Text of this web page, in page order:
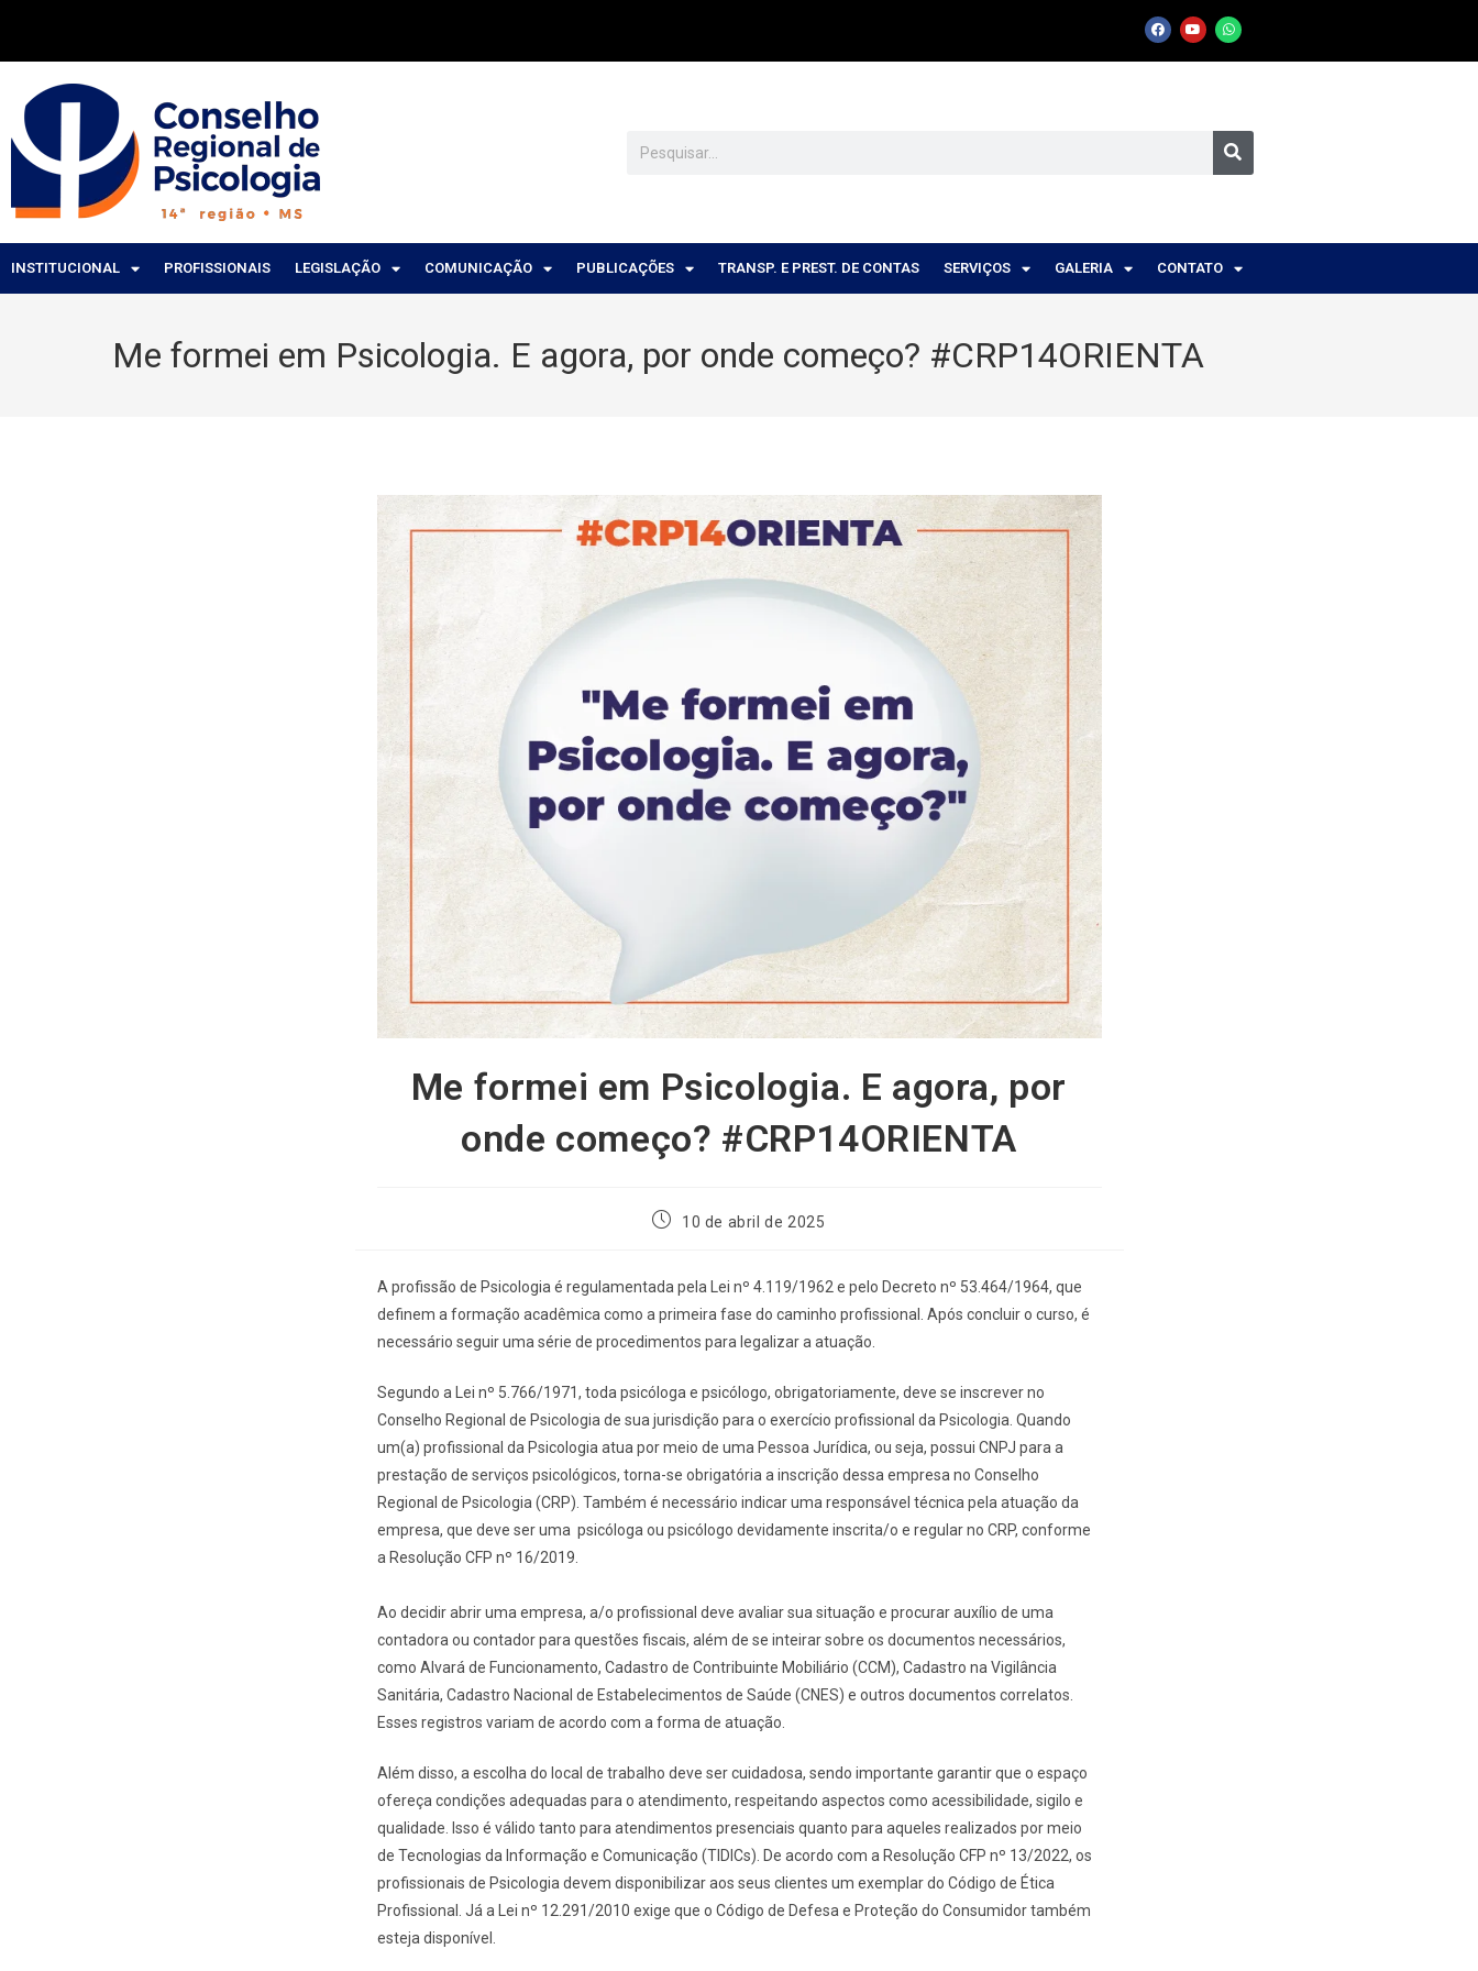
INSTITUCIONAL PROFISSIONAIS LEGISLAÇÃO COMUNICAÇÃO PUBLICAÇÕES TRANSP. E PREST. DE CONTAS SERVIÇOS GALERIA CONTATO
Me formei em Psicologia. E agora, por onde começo? #CRP14ORIENTA
Me formei em Psicologia. E agora, por
onde começo? #CRP14ORIENTA
10 de abril de 2025
A profissão de Psicologia é regulamentada pela Lei nº 4.119/1962 e pelo Decreto nº 53.464/1964, que
definem a formação acadêmica como a primeira fase do caminho profissional. Após concluir o curso, é
necessário seguir uma série de procedimentos para legalizar a atuação.
Segundo a Lei nº 5.766/1971, toda psicóloga e psicólogo, obrigatoriamente, deve se inscrever no
Conselho Regional de Psicologia de sua jurisdição para o exercício profissional da Psicologia. Quando
um(a) profissional da Psicologia atua por meio de uma Pessoa Jurídica, ou seja, possui CNPJ para a
prestação de serviços psicológicos, torna-se obrigatória a inscrição dessa empresa no Conselho
Regional de Psicologia (CRP). Também é necessário indicar uma responsável técnica pela atuação da
empresa, que deve ser uma psicóloga ou psicólogo devidamente inscrita/o e regular no CRP, conforme
a Resolução CFP nº 16/2019.
Ao decidir abrir uma empresa, a/o profissional deve avaliar sua situação e procurar auxílio de uma
contadora ou contador para questões fiscais, além de se inteirar sobre os documentos necessários,
como Alvará de Funcionamento, Cadastro de Contribuinte Mobiliário (CCM), Cadastro na Vigilância
Sanitária, Cadastro Nacional de Estabelecimentos de Saúde (CNES) e outros documentos correlatos.
Esses registros variam de acordo com a forma de atuação.
Além disso, a escolha do local de trabalho deve ser cuidadosa, sendo importante garantir que o espaço
ofereça condições adequadas para o atendimento, respeitando aspectos como acessibilidade, sigilo e
qualidade. Isso é válido tanto para atendimentos presenciais quanto para aqueles realizados por meio
de Tecnologias da Informação e Comunicação (TIDICs). De acordo com a Resolução CFP nº 13/2022, os
profissionais de Psicologia devem disponibilizar aos seus clientes um exemplar do Código de Ética
Profissional. Já a Lei nº 12.291/2010 exige que o Código de Defesa e Proteção do Consumidor também
esteja disponível.